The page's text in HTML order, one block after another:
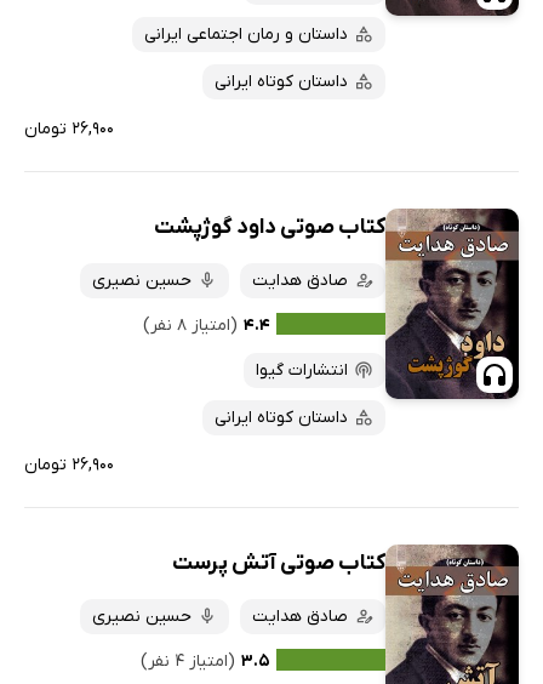
داستان و رمان اجتماعی ایرانی
داستان کوتاه ایرانی
۲۶,۹۰۰ تومان
کتاب صوتی داود گوژپشت
صادق هدایت
حسین نصیری
۴.۴ (امتیاز ۸ نفر)
انتشارات گیوا
داستان کوتاه ایرانی
۲۶,۹۰۰ تومان
کتاب صوتی آتش پرست
صادق هدایت
حسین نصیری
۳.۵ (امتیاز ۴ نفر)